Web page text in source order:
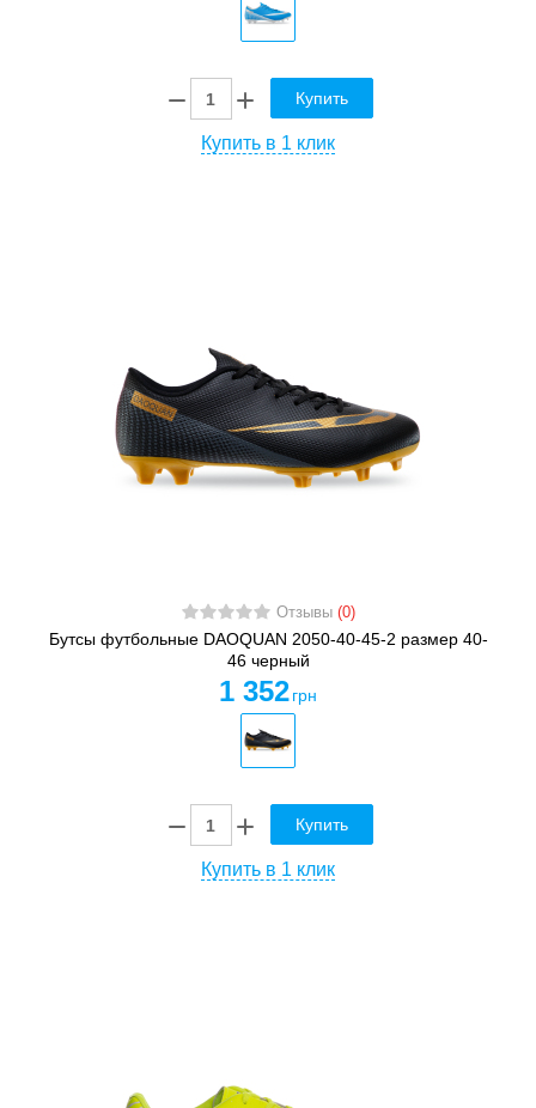
Купить
Купить в 1 клик
Отзывы (0)
Бутсы футбольные DAOQUAN 2050-40-45-2 размер 40-
46 черный
1 352 грн
Купить
Купить в 1 клик